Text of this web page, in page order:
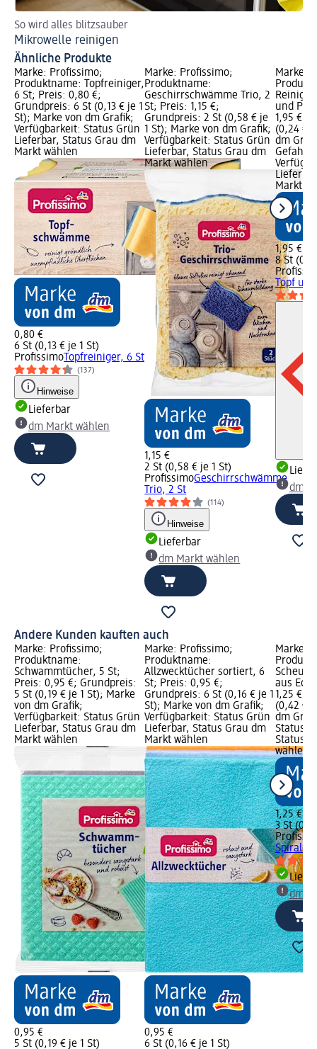
So wird alles blitzsauber
Mikrowelle reinigen
Ähnliche Produkte
Marke: Profissimo;
Produktname: Topfreiniger,
6 St; Preis: 0,80 €;
Grundpreis: 6 St (0,13 € je 1
St); Marke von dm Grafik;
Verfügbarkeit: Status Grün
Lieferbar, Status Grau dm
Markt wählen
0,80 €
6 St (0,13 € je 1 St)
Profissimo Topfreiniger, 6 St
(137)
Hinweise
Lieferbar
dm Markt wählen
Marke: Profissimo;
Produktname:
Geschirrschwämme Trio, 2
St; Preis: 1,15 €;
Grundpreis: 2 St (0,58 € je
1 St); Marke von dm Grafik;
Verfügbarkeit: Status Grün
Lieferbar, Status Grau dm
Markt wählen
1,15 €
2 St (0,58 € je 1 St)
ProfissimoGeschirrschwämme
Trio, 2 St
(114)
Hinweise
Lieferbar
dm Markt wählen
Marke:
und
1,95 €;
(0,24 €
dm
Markt
1,95 €
8 St
Topf
dm
Andere Kunden kauften auch
Marke: Profissimo;
Produktname:
Schwammtücher, 5 St;
Preis: 0,95 €; Grundpreis:
5 St (0,19 € je 1 St); Marke
von dm Grafik;
Verfügbarkeit: Status Grün
Lieferbar, Status Grau dm
Markt wählen
0,95 €
5 St (0,19 € je 1 St)
Marke: Profissimo;
Produktname:
Allzwecktücher sortiert, 6
St; Preis: 0,95 €;
Grundpreis: 6 St (0,16 € je 1
St); Marke von dm Grafik;
Verfügbarkeit: Status Grün
Lieferbar, Status Grau dm
Markt wählen
0,95 €
6 St (0,16 € je 1 St)
Marke:
aus
1,25 €;
(0,42 €
dm
Status
Status
wählen
1,25 €
3 St
Spiralen
dm